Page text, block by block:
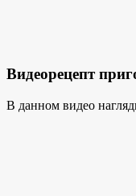
Видеорецепт
В данном видео